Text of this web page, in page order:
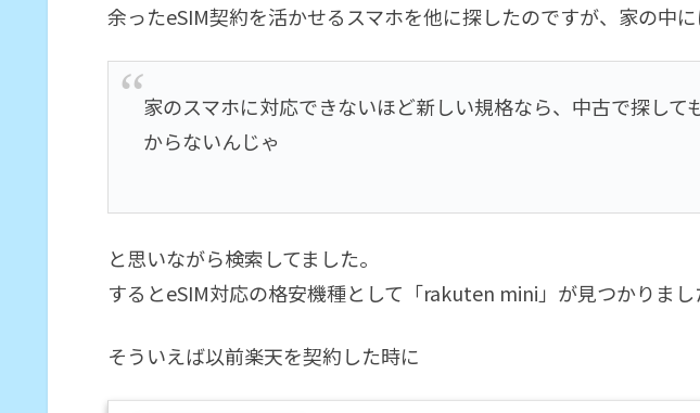
余ったeSIM契約を活かせるスマホを他に探したのですが、家の中に
家のスマホに対応できないほど新しい規格なら、中古で探して
からないんじゃ
と思いながら検索してました。
するとeSIM対応の格安機種として「rakuten mini」が見つかりまし
そういえば以前楽天を契約した時に